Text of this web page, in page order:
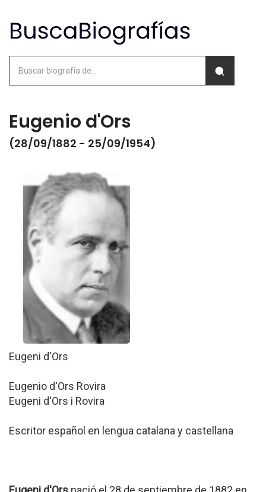
Eugenio d'Ors
(28/09/1882 - 25/09/1954)
Eugeni d'Ors
Eugenio d'Ors Rovira
Eugeni d'Ors i Rovira
Escritor español en lengua catalana y castellana